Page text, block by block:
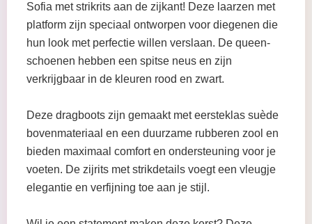
Sofia met strikrits aan de zijkant! Deze laarzen met
platform zijn speciaal ontworpen voor diegenen die
hun look met perfectie willen verslaan. De queen-
schoenen hebben een spitse neus en zijn
verkrijgbaar in de kleuren rood en zwart.
Deze dragboots zijn gemaakt met eersteklas suède
bovenmateriaal en een duurzame rubberen zool en
bieden maximaal comfort en ondersteuning voor je
voeten. De zijrits met strikdetails voegt een vleugje
elegantie en verfijning toe aan je stijl.